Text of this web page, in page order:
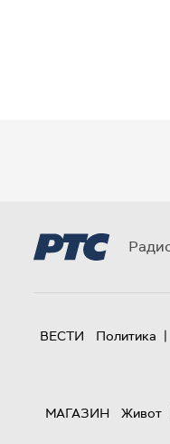
ВЕСТИ Политика |
МАГАЗИН
Живот